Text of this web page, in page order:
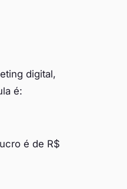
digital,
é:
é de R$